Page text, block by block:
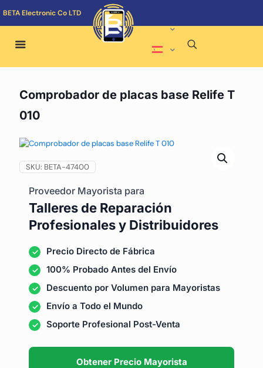
BETA Electronic Co LTD
Comprobador de placas base Relife T
010
SKU: BETA-47400
Proveedor Mayorista para
Talleres de Reparación
Profesionales y Distribuidores
Precio Directo de Fábrica
100% Probado Antes del Envío
Descuento por Volumen para Mayoristas
Envío a Todo el Mundo
Soporte Profesional Post-Venta
Obtener Precio Mayorista